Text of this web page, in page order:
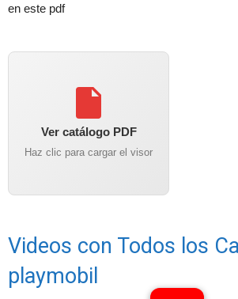
en este pdf
Ver catálogo PDF
Haz clic para cargar el visor
Videos con Todos los
playmobil